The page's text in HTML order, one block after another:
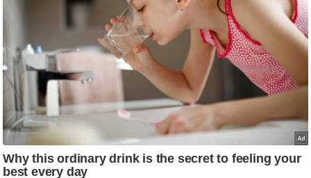
चा
य
प
र
स
मी
क्षा